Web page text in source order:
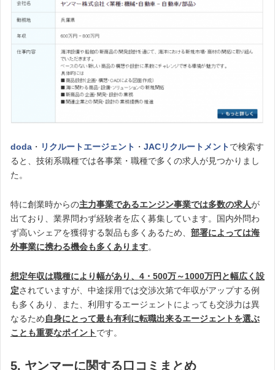
doda ・ リクルートエージェント ・ JACリクルートメントで検索す
ると、技術系職種では各事業・職種で多くの求人が見つかりまし
た。
特に創業時からの主力事業であるエンジン事業では多数の求人が
出ており、業界問わず経験者を広く募集しています。国内外問わ
ず高いシェアを獲得する製品も多くあるため、 部署によっては海
外事業に携わる機会も多くあります。
想定年収は職種により幅があり、4・500万～1000万円と幅広く設
定されていますが、中途採用では交渉次第で年収がアップする例
も多くあり、また、利用するエージェントによっても交渉力は異
なるため自身にとって最も有利に転職出来るエージェントを選ぶ
ことも重要なポイントです。
5. ヤンマーに関する口コミまとめ